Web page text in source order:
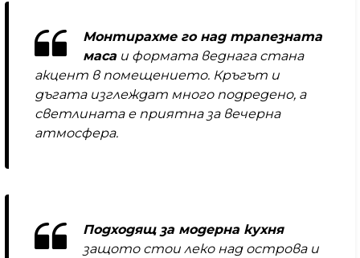
Монтирахме го над трапезната
маса и формата веднага стана
акцент в помещението. Кръгът и
дъгата изглеждат много подредено, а
светлината е приятна за вечерна
атмосфера.
Подходящ за модерна кухня
защото стои леко над острова и